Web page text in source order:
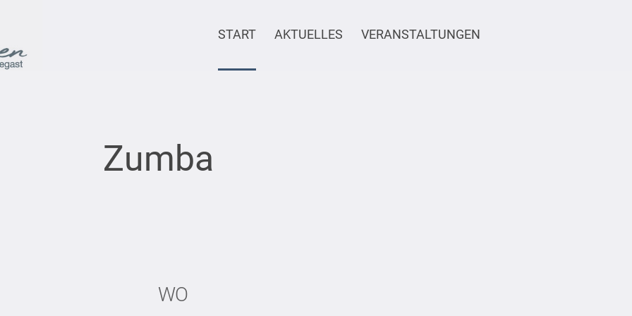
START AKTUELLES VERANSTALTUNGEN
Zumba
WO